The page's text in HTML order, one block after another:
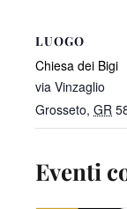
LUOGO
Chiesa dei Bigi
via Vinzaglio
Grosseto, GR
Eventi